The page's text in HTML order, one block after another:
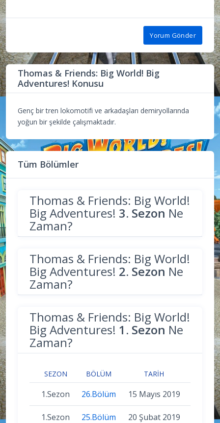
Yorum Gönder
Thomas & Friends: Big World! Big
Adventures! Konusu
Genç bir tren lokomotifi ve arkadaşları demiryollarında
yoğun bir şekilde çalışmaktadır.
Tüm Bölümler
Thomas & Friends: Big World!
Big Adventures! 3. Sezon Ne
Zaman?
Thomas & Friends: Big World!
Big Adventures! 2. Sezon Ne
Zaman?
Thomas & Friends: Big World!
Big Adventures! 1. Sezon Ne
Zaman?
SEZON BÖLÜM TARIH
1.Sezon 26.Bölüm 15 Mayıs 2019
1.Sezon 25.Bölüm 20 Şubat 2019